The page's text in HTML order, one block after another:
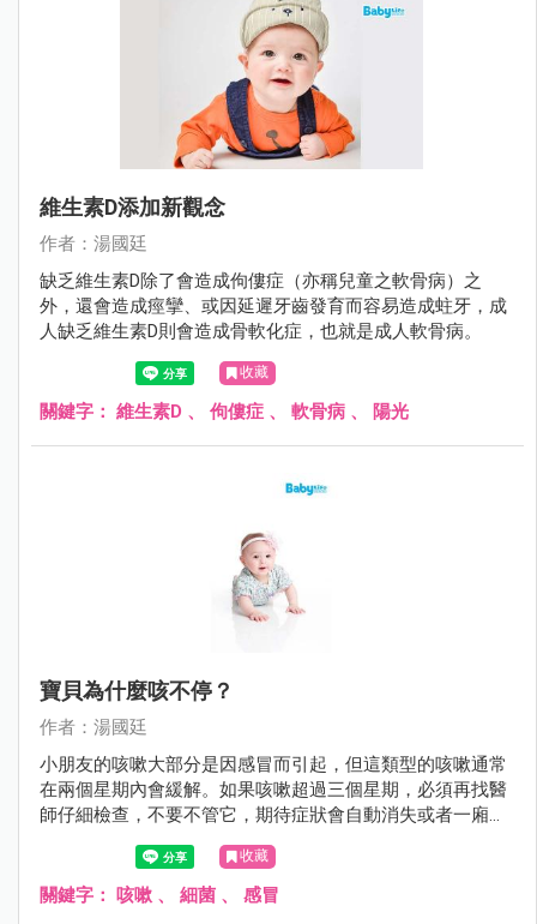
維生素D添加新觀念
作者：湯國廷
缺乏維生素D除了會造成佝僂症（亦稱兒童之軟骨病）之
外，還會造成痙攣、或因延遲牙齒發育而容易造成蛀牙，成
人缺乏維生素D則會造成骨軟化症，也就是成人軟骨病。
收藏
關鍵字： 維生素D 、 佝僂症 、 軟骨病 、 陽光
寶貝為什麼咳不停？
作者：湯國廷
小朋友的咳嗽大部分是因感冒而引起，但這類型的咳嗽通常
在兩個星期內會緩解。如果咳嗽超過三個星期，必須再找醫
師仔細檢查，不要不管它，期待症狀會自動消失或者一廂情
願的沿用舊的感冒藥。
收藏
關鍵字： 咳嗽 、 細菌 、 感冒